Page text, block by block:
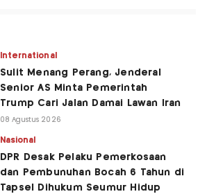
International
Sulit Menang Perang, Jenderal
Senior AS Minta Pemerintah
Trump Cari Jalan Damai Lawan Iran
08 Agustus 2026
Nasional
DPR Desak Pelaku Pemerkosaan
dan Pembunuhan Bocah 6 Tahun di
Tapsel Dihukum Seumur Hidup